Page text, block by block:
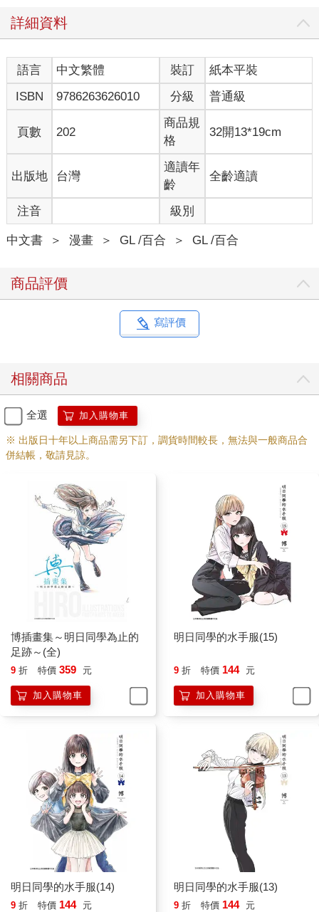
詳細資料
語言 中文繁體 裝訂
紙本平裝
ISBN
9786263626010 分級 普通級
頁數 202
商品規
格
32開13*19cm
出版地 台灣
適讀年
齡
全齡適讀
注音 級別
中文書 ＞ 漫畫 ＞ GL /百合 ＞ GL /百合
商品評價
寫評價
相關商品
全選 加入購物車
※ 出版日十年以上商品需另下訂，調貨時間較長，無法與一般商品合
併結帳，敬請見諒。
博插畫集～明日同學為止的
足跡～(全)
9 折 特價 359 元
加入購物車
明日同學的水手服(15)
9 折 特價 144 元
加入購物車
明日同學的水手服(14)
9 折 特價 144 元
明日同學的水手服(13)
9 折 特價 144 元